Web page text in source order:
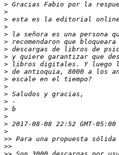
>
>
> esta es la editorial online
>
>
>
>
>
>
>
>
>
>
>
>
>
> 2017-08-08 22:52 GMT-
>
>>
>>